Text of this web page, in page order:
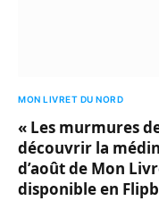
MON LIVRET DU NORD
« Les murmures
découvrir la
d’août de Mon
disponible en